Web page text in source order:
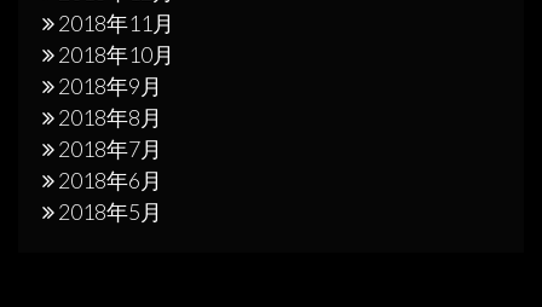
2018年11月
2018年10月
2018年9月
2018年8月
2018年7月
2018年6月
2018年5月